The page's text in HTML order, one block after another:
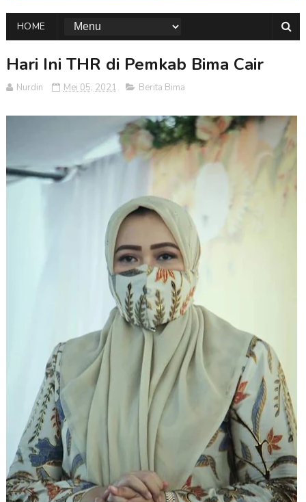
HOME
Hari Ini THR di Pemkab Bima Cair
Nurdin Mei 05, 2021 Berita Bima